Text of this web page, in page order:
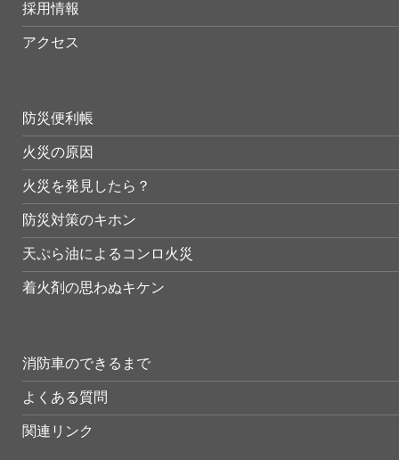
採用情報
アクセス
防災便利帳
火災の原因
火災を発見したら？
防災対策のキホン
天ぷら油によるコンロ火災
着火剤の思わぬキケン
消防車のできるまで
よくある質問
関連リンク